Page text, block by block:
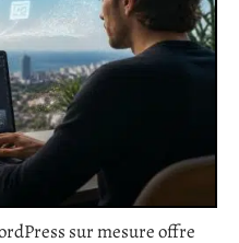
sur mesure offre